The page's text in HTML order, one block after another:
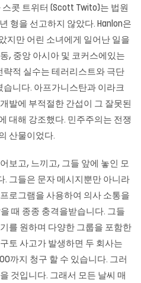
콧 트위터 (Scott Twito)는 법원
형을 선고하지 않았다. Hanlon은
지만 어린 소녀에게 일어난 일을
, 중앙 아시아 및 코커스에있는
적 실수는 테러리스트와 극단
니다. 아프가니스탄과 이라크
발에 부적절한 간섭이 그 잘못된
대해 강조했다. 민주주의는 전쟁
산물이었다.
보고, 느끼고, 그들 앞에 놓인 모
. 그들은 문자 메시지뿐만 아니라
로그램을 사용하여 의사 소통을
때 종종 충격을받습니다. 그들
를 원하며 다양한 그룹을 포함한
토 사고가 발생하면 두 회사는
까지 청구 할 수 있습니다. 그러
것입니다. 그래서 모든 날씨 매